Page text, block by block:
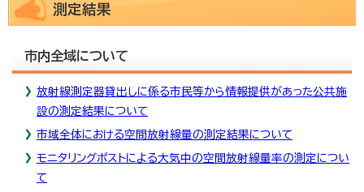
測定結果
市内全域について
放射線測定器貸出しに係る市民等から情報提供があった公共施
設の測定結果について
市域全体における空間放射線量の測定結果について
モニタリングポストによる大気中の空間放射線量率の測定につい
て